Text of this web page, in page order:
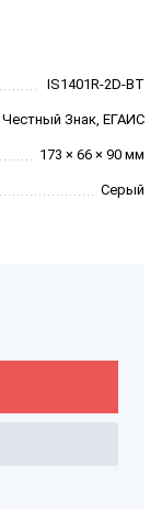
IS1401R-2D-BT
Честный Знак, ЕГАИС
173 × 66 × 90 мм
Серый